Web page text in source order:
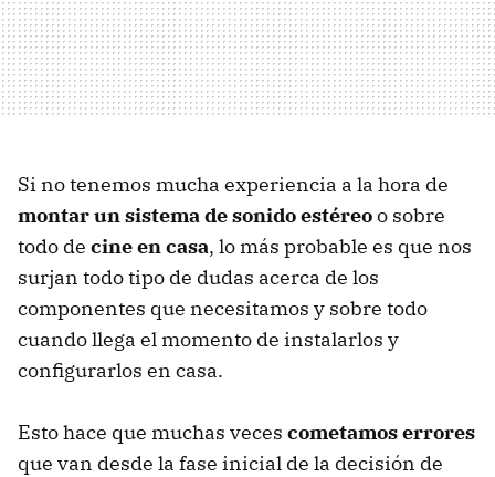
Si no tenemos mucha experiencia a la hora de
montar un sistema de sonido estéreoo sobre
todo de cine en casa, lo más probable es que nos
surjan todo tipo de dudas acerca de los
componentes que necesitamos y sobre todo
cuando llega el momento de instalarlos y
configurarlos en casa.
Esto hace que muchas veces cometamos errores
que van desde la fase inicial de la decisión de